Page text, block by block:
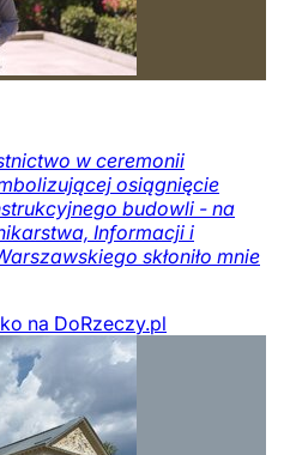
w ceremonii
osiągnięcie
budowli - na
Informacji i
skłoniło mnie
na DoRzeczy.pl